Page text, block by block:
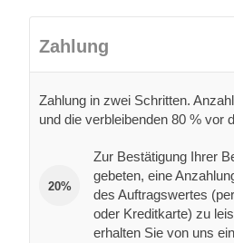
Zahlung
Zahlung in zwei Schritten.
und die verbleibenden 80 % vor
20%
Zur Bestätigung Ihrer
gebeten, eine
des Auftragswertes
oder Kreditkarte) zu
erhalten Sie von uns